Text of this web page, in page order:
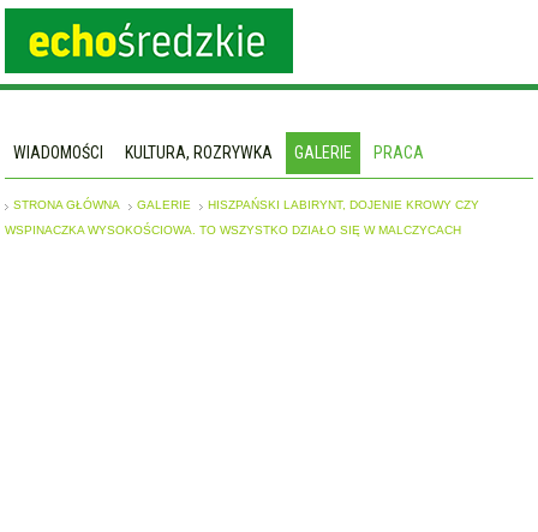
WIADOMOŚCI KULTURA, ROZRYWKA GALERIE PRACA
STRONA GŁÓWNA GALERIE
HISZPAŃSKI LABIRYNT, DOJENIE KROWY CZY
WSPINACZKA WYSOKOŚCIOWA. TO WSZYSTKO DZIAŁO SIĘ W MALCZYCACH